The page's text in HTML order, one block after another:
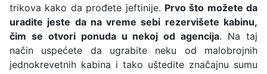
trikova kako da prođete jeftinije. Prvo što možete da
uradite jeste da na vreme sebi rezervišete kabinu,
čim se otvori ponuda u nekoj od agencija. Na taj
način uspećete da ugrabite neku od malobrojnih
jednokrevetnih kabina i tako uštedite značajnu sumu